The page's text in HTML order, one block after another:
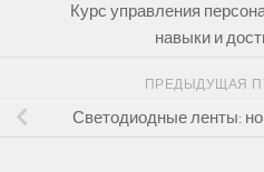
Курс управления
навыки и
ПРЕДЫДУЩАЯ
Светодиодные ленты: